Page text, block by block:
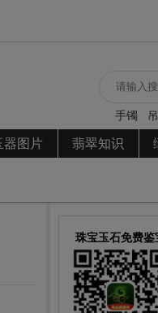
手镯
器图片 翡翠知识
珠宝玉石免费鉴